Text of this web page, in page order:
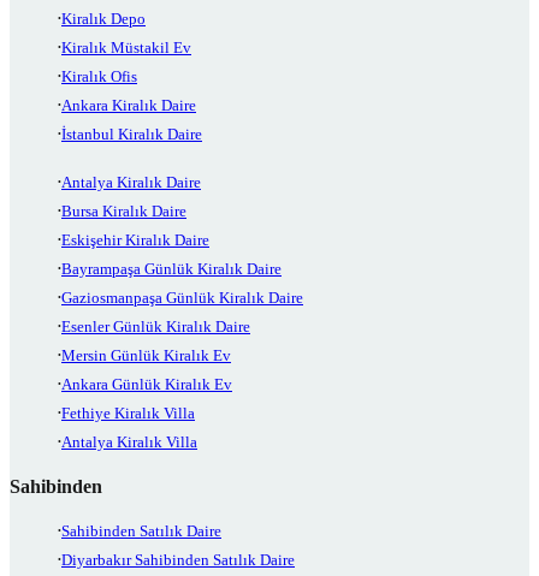
Kiralık Depo
Kiralık Müstakil Ev
Kiralık Ofis
Ankara Kiralık Daire
İstanbul Kiralık Daire
Antalya Kiralık Daire
Bursa Kiralık Daire
Eskişehir Kiralık Daire
Bayrampaşa Günlük Kiralık Daire
Gaziosmanpaşa Günlük Kiralık Daire
Esenler Günlük Kiralık Daire
Mersin Günlük Kiralık Ev
Ankara Günlük Kiralık Ev
Fethiye Kiralık Villa
Antalya Kiralık Villa
Sahibinden
Sahibinden Satılık Daire
Diyarbakır Sahibinden Satılık Daire